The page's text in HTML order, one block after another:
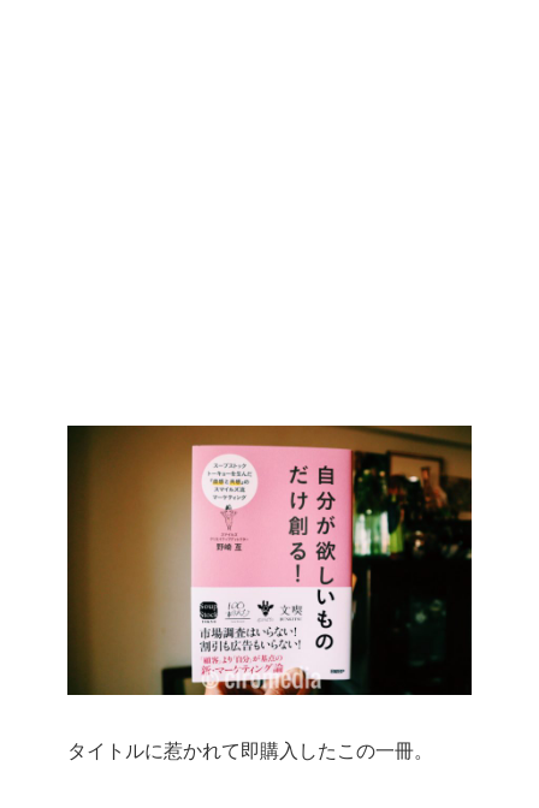
タイトルに惹かれて即購入したこの一冊。